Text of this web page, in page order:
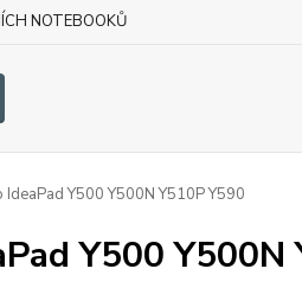
NOTEBOOKŮ
Y500 Y500N Y510P Y590
Y500 Y500N